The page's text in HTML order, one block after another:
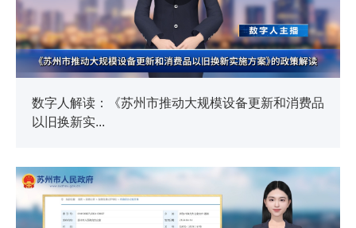
数字人解读：《苏州市推动大规模设备更新和消费品
以旧换新实...